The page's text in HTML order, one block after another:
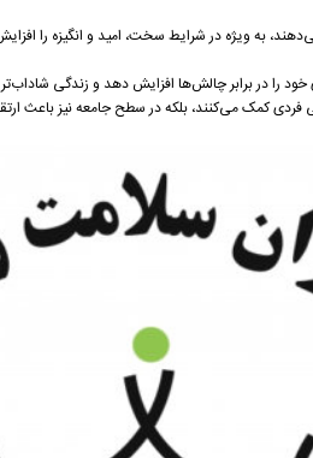
به ویژه در شرایط سخت، امید و انگیزه را
را در برابر چالش‌ها افزایش دهد و زندگی
فردی کمک می‌کنند، بلکه در سطح جامعه نیز باعث